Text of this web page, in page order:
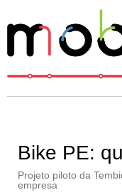
Bike PE:
Projeto piloto da
empresa